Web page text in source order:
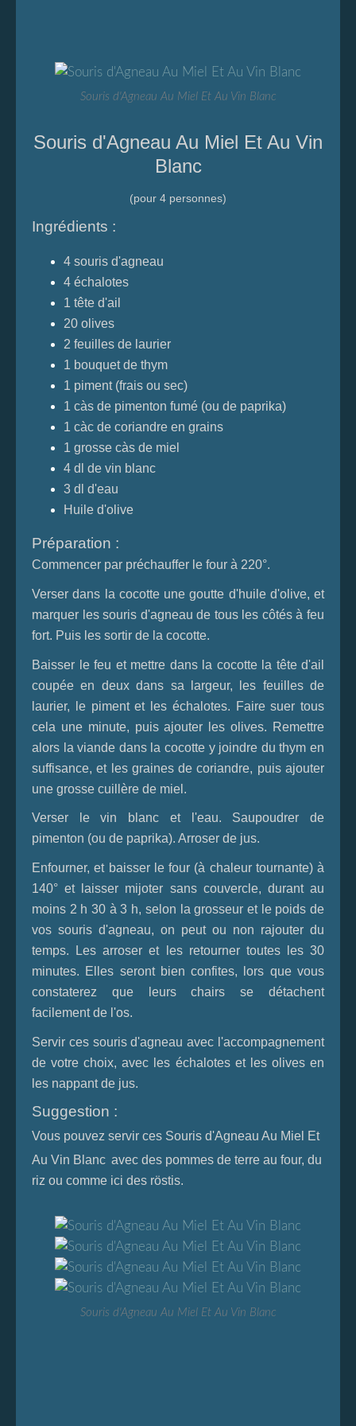
Souris d'Agneau Au Miel Et Au Vin Blanc
Souris d'Agneau Au Miel Et Au Vin
Blanc
(pour 4 personnes)
Ingrédients :
4 souris d'agneau
4 échalotes
1 tête d'ail
20 olives
2 feuilles de laurier
1 bouquet de thym
1 piment (frais ou sec)
1 càs de pimenton fumé (ou de paprika)
1 càc de coriandre en grains
1 grosse càs de miel
4 dl de vin blanc
3 dl d'eau
Huile d'olive
Préparation :
Commencer par préchauffer le four à 220°.
Verser dans la cocotte une goutte d'huile d'olive, et
marquer les souris d'agneau de tous les côtés à feu
fort. Puis les sortir de la cocotte.
Baisser le feu et mettre dans la cocotte la tête d'ail
coupée en deux dans sa largeur, les feuilles de
laurier, le piment et les échalotes. Faire suer tous
cela une minute, puis ajouter les olives. Remettre
alors la viande dans la cocotte y joindre du thym en
suffisance, et les graines de coriandre, puis ajouter
une grosse cuillère de miel.
Verser le vin blanc et l'eau. Saupoudrer de
pimenton (ou de paprika). Arroser de jus.
Enfourner, et baisser le four (à chaleur tournante) à
140° et laisser mijoter sans couvercle, durant au
moins 2 h 30 à 3 h, selon la grosseur et le poids de
vos souris d'agneau, on peut ou non rajouter du
temps. Les arroser et les retourner toutes les 30
minutes. Elles seront bien confites, lors que vous
constaterez que leurs chairs se détachent
facilement de l'os.
Servir ces souris d'agneau avec l'accompagnement
de votre choix, avec les échalotes et les olives en
les nappant de jus.
Suggestion :
Vous pouvez servir ces Souris d'Agneau Au Miel Et
Au Vin Blanc avec des pommes de terre au four, du
riz ou comme ici des röstis.
Souris d'Agneau Au Miel Et Au Vin Blanc